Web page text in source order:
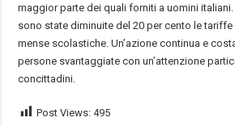
maggior parte dei quali forniti a uomini italiani.
sono state diminuite del 20 per cento le
mense scolastiche. Un’azione continua e
persone svantaggiate con un’attenzione
concittadini.
Post Views: 495